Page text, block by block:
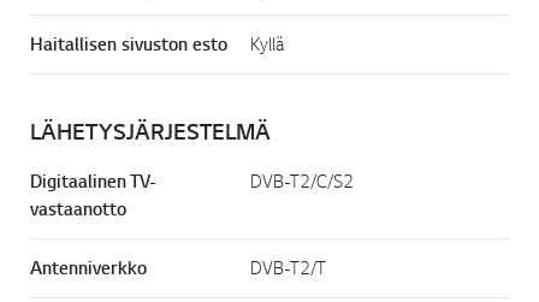
Haitallisen sivuston esto Kyllä
LÄHETYSJÄRJESTELMÄ
Digitaalinen TV-
vastaanotto
DVB-T2/C/S2
Antenniverkko DVB-T2/T